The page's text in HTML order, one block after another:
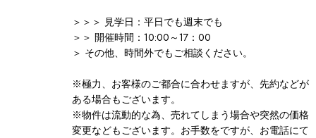
＞＞＞ 見学日：平日でも週末でも
＞＞ 開催時間：10:00～17：00
＞ その他、時間外でもご相談ください。
※極力、お客様のご都合に合わせますが、先約などが
ある場合もございます。
※物件は流動的な為、売れてしまう場合や突然の価格
変更などもございます。お手数をですが、お電話にて